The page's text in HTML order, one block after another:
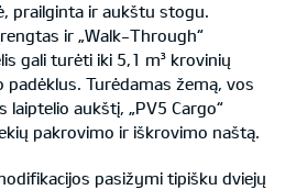
prailginta ir aukštu stogu.
ir „Walk-Through“
gali turėti iki 5,1 m³ krovinių
Turėdamas žemą, vos
aukštį, „PV5 Cargo“
pakrovimo ir iškrovimo naštą.
pasižymi tipišku dviejų